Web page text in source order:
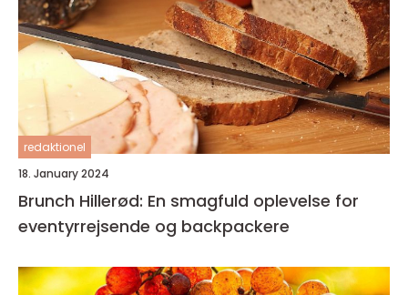
redaktionel
18. January 2024
Brunch Hillerød: En smagfuld oplevelse for
eventyrrejsende og backpackere